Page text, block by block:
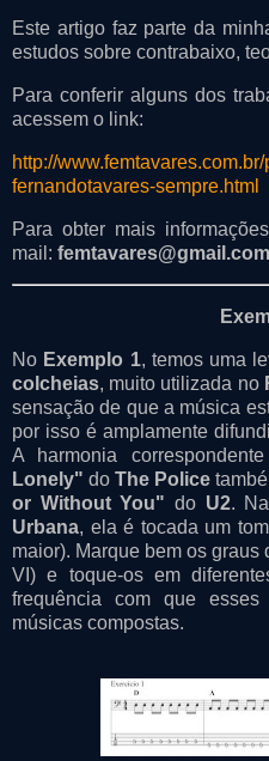
Este artigo faz parte da
estudos sobre contrabaixo,
Para conferir alguns dos
acessem o link:
http://
fernandotavares-sempre.html
Para obter mais
mail: femtavares@gmail.com
No Exemplo 1, temos uma
colcheias, muito utilizada no
sensação de que a música
por isso é amplamente
A harmonia
Lonely" doThe Police
or Without You" do U2.
Urbana, ela é tocada um
maior). Marque bem os graus
VI) e toque-os em
frequência com que
músicas compostas.